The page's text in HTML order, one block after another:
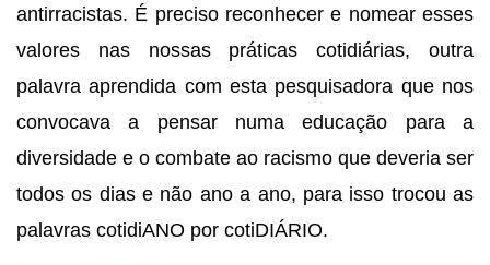
antirracistas. É preciso reconhecer e nomear esses
valores nas nossas práticas cotidiárias, outra
palavra aprendida com esta pesquisadora que nos
convocava a pensar numa educação para a
diversidade e o combate ao racismo que deveria ser
todos os dias e não ano a ano, para isso trocou as
palavras cotidiANO por cotiDIÁRIO.